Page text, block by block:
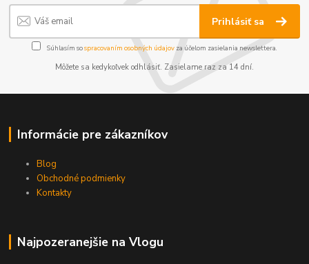
Prihlásiť sa
Súhlasím sospracovaním osobných údajov za účelom zasielania newslettera.
Môžete sa kedykoľvek odhlásiť. Zasielame raz za 14 dní.
Informácie pre zákazníkov
Blog
Obchodné podmienky
Kontakty
Najpozeranejšie na Vlogu